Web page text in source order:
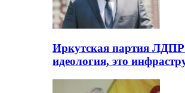
Иркутская партия
идеология, это